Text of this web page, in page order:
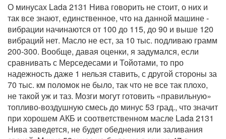
О минусах Lada 2131 Нива говорить не стоит, о них и
так все знают, единственное, что на данной машине -
вибрации начинаются от 100 до 115, до 90 и выше 120
вибраций нет. Масло не ест, за 10 тыс. подливаю грамм
200-300. Вообще, давая оценки, я задумался, если
сравнивать с Мерседесами и Тойотами, то про
надежность даже 1 нельзя ставить, с другой стороны за
70 тыс. км поломок не было, так что не все так плохо,
не такой уж и таз. Мозги могут готовить «правильную»
топливо-воздушную смесь до минус 53 град., что значит
при хорошем АКБ и соответственном масле Lada 2131
Нива заведется, не будет обеднения или заливания